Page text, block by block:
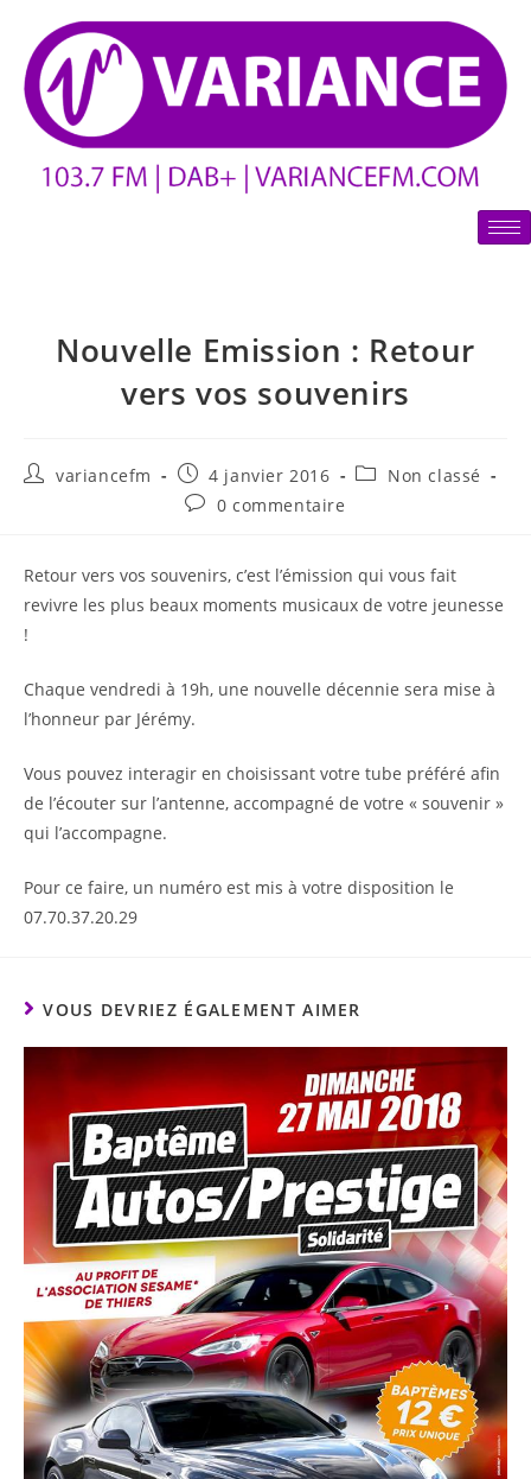
Nouvelle Emission : Retour
vers vos souvenirs
variancefm 4 janvier 2016
Non classé
0 commentaire
Retour vers vos souvenirs, c’est l’émission qui vous fait
revivre les plus beaux moments musicaux de votre jeunesse
!
Chaque vendredi à 19h, une nouvelle décennie sera mise à
l’honneur par Jérémy.
Vous pouvez interagir en choisissant votre tube préféré afin
de l’écouter sur l’antenne, accompagné de votre « souvenir »
qui l’accompagne.
Pour ce faire, un numéro est mis à votre disposition le
07.70.37.20.29
VOUS DEVRIEZ ÉGALEMENT AIMER